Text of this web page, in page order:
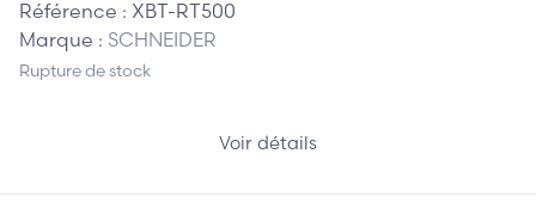
Référence : XBT-RT500
Marque : SCHNEIDER
Rupture de stock
Voir détails